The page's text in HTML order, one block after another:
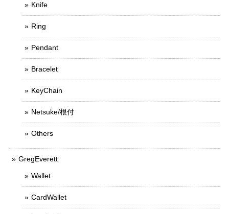
Knife
Ring
Pendant
Bracelet
KeyChain
Netsuke/根付
Others
GregEverett
Wallet
CardWallet